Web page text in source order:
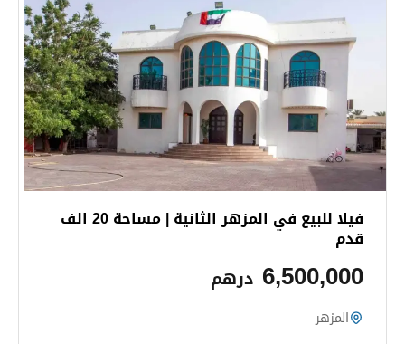
فيلا للبيع في المزهر الثانية | مساحة 20 الف
قدم
6,500,000 درهم
المزهر